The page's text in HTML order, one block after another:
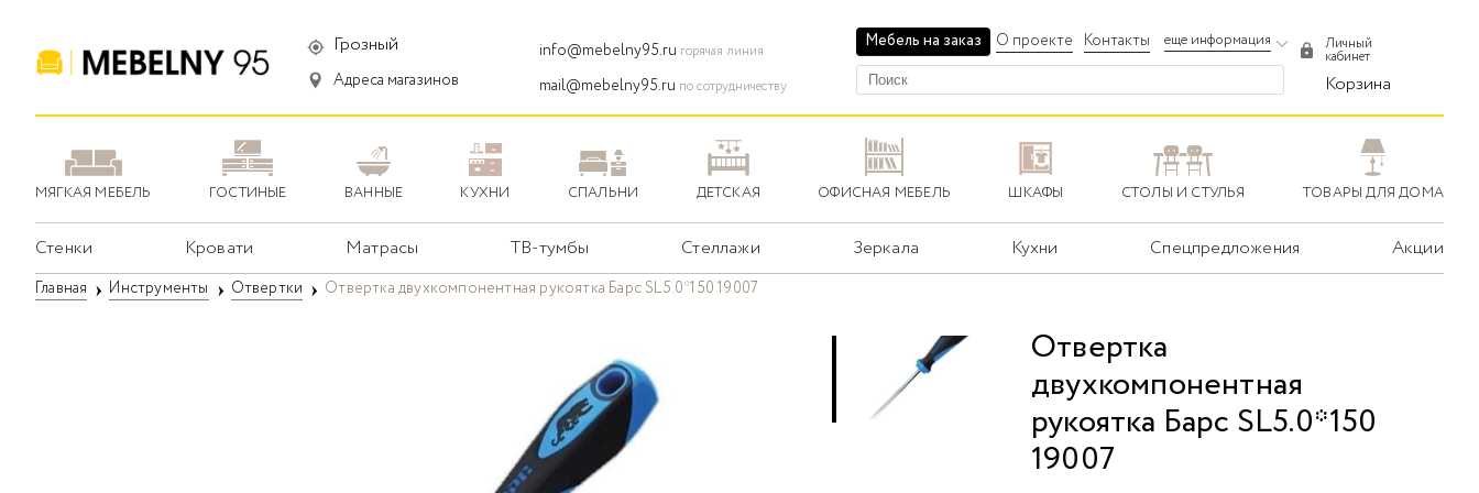
Грозный
Адреса магазинов
info@mebelny95.ru горячая линия
mail@mebelny95.ru по сотрудничеству
Мебель на заказ О проекте Контакты еще информация Личный
кабинет
Корзина
МЯГКАЯ МЕБЕЛЬ ГОСТИНЫЕ ВАННЫЕ КУХНИ СПАЛЬНИ ДЕТСКАЯ ОФИСНАЯ МЕБЕЛЬ ШКАФЫ СТОЛЫ И СТУЛЬЯ ТОВАРЫ ДЛЯ ДОМА
Стенки Кровати Матрасы ТВ-тумбы Стеллажи Зеркала Кухни Спецпредложения Акции
Главная Инструменты Отвертки Отвертка двухкомпонентная рукоятка Барс SL5.0*150 19007
Отвертка
двухкомпонентная
рукоятка Барс SL5.0*150
19007